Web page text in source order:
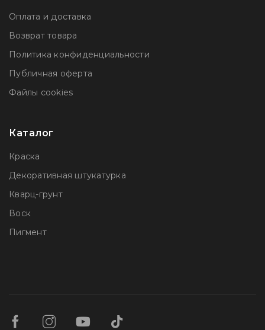
Оплата и доставка
Возврат товара
Политика конфиденциальности
Публичная оферта
Файлы сookies
Каталог
Краска
Декоративная штукатурка
Кварц-грунт
Воск
Пигмент